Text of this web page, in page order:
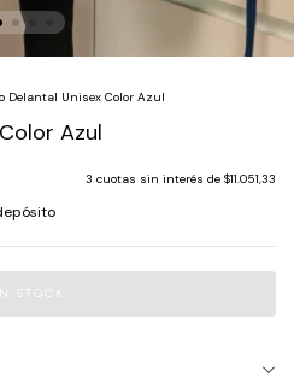
Delantal Unisex Color Azul
Azul
3 cuotas sin interés de $11.051,33